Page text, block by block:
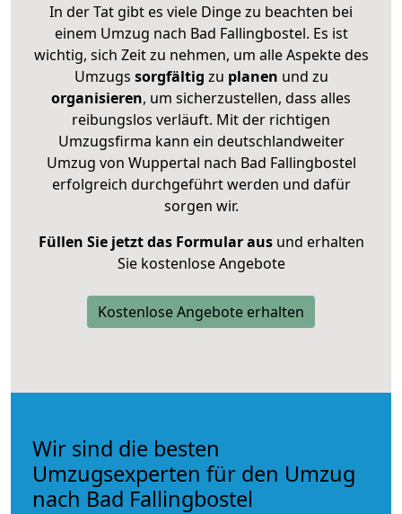
In der Tat gibt es viele Dinge zu beachten bei
einem Umzug nach Bad Fallingbostel. Es ist
wichtig, sich Zeit zu nehmen, um alle Aspekte des
Umzugs sorgfältig zu planen und zu
organisieren, um sicherzustellen, dass alles
reibungslos verläuft. Mit der richtigen
Umzugsfirma kann ein deutschlandweiter
Umzug von Wuppertal nach Bad Fallingbostel
erfolgreich durchgeführt werden und dafür
sorgen wir.
Füllen Sie jetzt das Formular ausund erhalten
Sie kostenlose Angebote
Kostenlose Angebote erhalten
Wir sind die besten
Umzugsexperten für den Umzug
nach Bad Fallingbostel